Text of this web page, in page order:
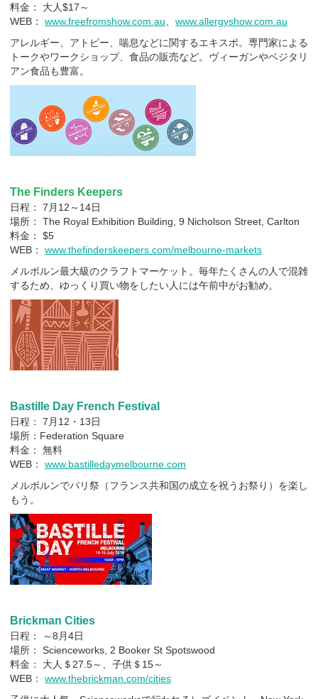
料金： 大人$17～
WEB： www.freefromshow.com.au
www.allergyshow.com.au
アレルギー、アトピー、喘息などに関するエキスポ。専門家による
トークやワークショップ、食品の販売など。ヴィーガンやベジタリ
アン食品も豊富。
The Finders Keepers
日程： 7月12～14日
場所： The Royal Exhibition Building, 9 Nicholson Street, Carlton
料金： $5
WEB： www.thefinderskeepers.com/melbourne-markets
メルボルン最大級のクラフトマーケット。毎年たくさんの人で混雑
するため、ゆっくり買い物をしたい人には午前中がお勧め。
Bastille Day French Festival
日程： 7月12・13日
場所：Federation Square
料金： 無料
WEB： www.bastilledaymelbourne.com
メルボルンでパリ祭（フランス共和国の成立を祝うお祭り）を楽し
もう。
Brickman Cities
日程： ～8月4日
場所： Scienceworks, 2 Booker St Spotswood
料金： 大人＄27.5～、子供＄15～
WEB： www.thebrickman.com/cities